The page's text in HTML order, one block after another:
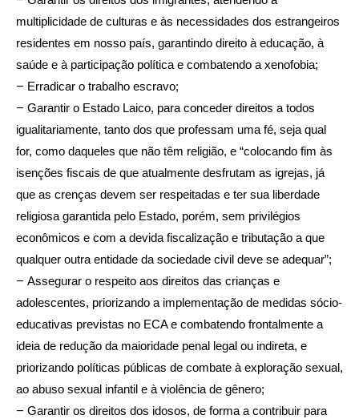
multiplicidade de culturas e às necessidades dos estrangeiros
residentes em nosso país, garantindo direito à educação, à
saúde e à participação política e combatendo a xenofobia;
– Erradicar o trabalho escravo;
– Garantir o Estado Laico, para conceder direitos a todos
igualitariamente, tanto dos que professam uma fé, seja qual
for, como daqueles que não têm religião, e “colocando fim às
isenções fiscais de que atualmente desfrutam as igrejas, já
que as crenças devem ser respeitadas e ter sua liberdade
religiosa garantida pelo Estado, porém, sem privilégios
econômicos e com a devida fiscalização e tributação a que
qualquer outra entidade da sociedade civil deve se adequar”;
– Assegurar o respeito aos direitos das crianças e
adolescentes, priorizando a implementação de medidas sócio-
educativas previstas no ECA e combatendo frontalmente a
ideia de redução da maioridade penal legal ou indireta, e
priorizando políticas públicas de combate à exploração sexual,
ao abuso sexual infantil e à violência de gênero;
– Garantir os direitos dos idosos, de forma a contribuir para